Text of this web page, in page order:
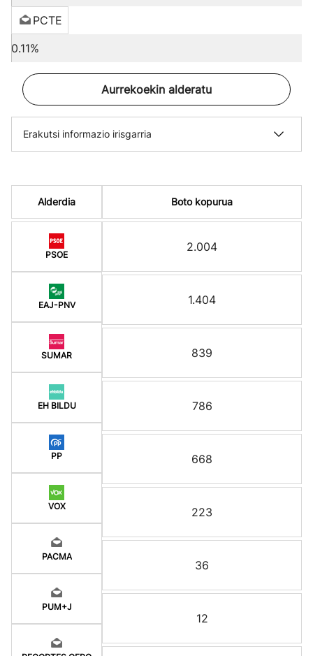
PCTE
0.11%
Aurrekoekin alderatu
Erakutsi informazio irisgarria
Alderdia
PSOE
EAJ-PNV
SUMAR
EH BILDU
PP
VOX
PACMA
PUM+J
Boto kopurua
2.004
1.404
839
786
668
223
36
12